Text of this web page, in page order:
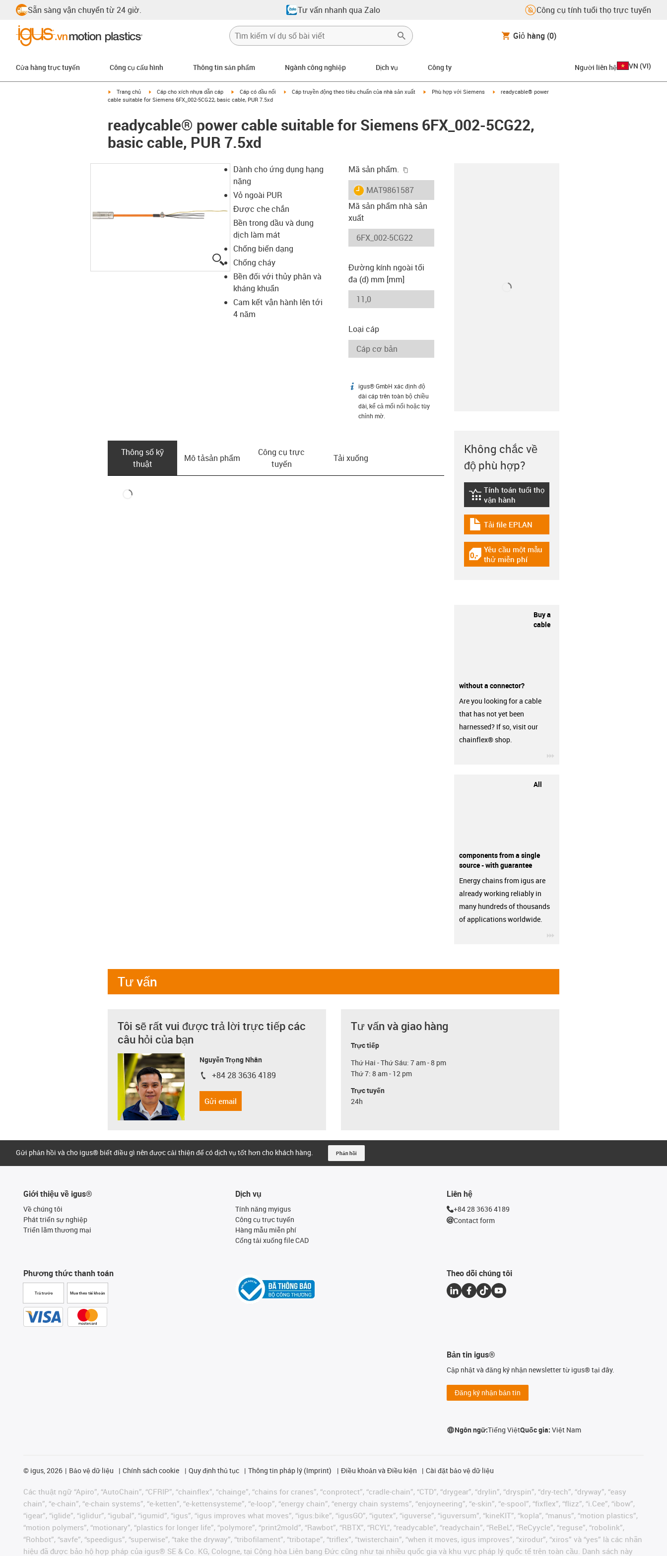
Sẵn sàng vận chuyển từ 24 giờ. Tư vấn nhanh qua Zalo Công cụ tính tuổi thọ trực tuyến
Giỏ hàng (0)
Cửa hàng trực tuyến Công cụ cấu hình Thông tin sản phẩm Ngành công nghiệp Dịch vụ Công ty Người liên hệ VN (VI)
igus-icon-arrow-right
Trang chủ igus-icon-arrow-right
Cáp cho xích nhựa dẫn cáp igus-icon-arrow-right
Cáp có đầu nối igus-icon-arrow-right
Cáp truyền động theo tiêu chuẩn của nhà sản xuất igus-icon-arrow-right
Phù hợp với Siemens igus-icon-arrow-right
readycable® power
cable suitable for Siemens 6FX_002-5CG22, basic cable, PUR 7.5xd
readycable® power cable suitable for Siemens 6FX_002-5CG22,
basic cable, PUR 7.5xd
igus-icon-lupe
Dành cho ứng dụng hạng
nặng
Vỏ ngoài PUR
Được che chắn
Bền trong dầu và dung
dịch làm mát
Chống biến dạng
Chống cháy
Bền đối với thủy phân và
kháng khuẩn
Cam kết vận hành lên tới
4 năm
Mã sản phẩm.
igus-icon-lieferzeit
MAT9861587
Mã sản phẩm nhà sản
xuất
Đường kính ngoài tối
đa (d) mm [mm]
Loại cáp
igus-icon-info
igus® GmbH xác định độ
dài cáp trên toàn bộ chiều
dài, kể cả mối nối hoặc tùy
chỉnh mờ.
Thông số kỹ
thuật
Mô tả­sản phẩm
Công cụ trực
tuyến
Tải xuống
Không chắc về
độ phù hợp?
igus-icon-lebensdauerrechner
Tính toán tuổi thọ
vận hành
igus-icon-download-plan
Tải file EPLAN
igus-icon-gratismuster
Yêu cầu một mẫu
thử miễn phí
Buy a
cable
without a connector?
Are you looking for a cable
that has not yet been
harnessed? If so, visit our
chainflex® shop.
All
components from a single
source - with guarantee
Energy chains from igus are
already working reliably in
many hundreds of thousands
of applications worldwide.
Tư vấn
Tôi sẽ rất vui được trả lời trực tiếp các
câu hỏi của bạn
Nguyễn Trọng Nhân
igus-icon-phone
+84 28 3636 4189
Gửi email
Tư vấn và giao hàng
Trực tiếp
Thứ Hai - Thứ Sáu: 7 am - 8 pm
Thứ 7: 8 am - 12 pm
Trực tuyến
24h
Gửi phản hồi và cho igus® biết điều gì nên được cải thiện để có dịch vụ tốt hơn cho khách hàng. Phản hồi
Giới thiệu về igus®
Về chúng tôi
Phát triển sự nghiệp
Triển lãm thương mại
Phương thức thanh toán
Trả trước Mua theo tài khoản
Dịch vụ
Tính năng myigus
Công cụ trực tuyến
Hàng mẫu miễn phí
Cổng tải xuống file CAD
Liên hệ
+84 28 3636 4189
Contact form
Theo dõi chúng tôi
Bản tin igus®
Cập nhật và đăng ký nhận newsletter từ igus® tại đây.
Đăng ký nhận bản tin
Ngôn ngữ:Tiếng ViệtQuốc gia:Việt Nam
© igus, 2026 Bảo vệ dữ liệu Chính sách cookie Quy định thủ tục Thông tin pháp lý (Imprint) Điều khoản và Điều kiện Cài đặt bảo vệ dữ liệu
Các thuật ngữ “Apiro”, “AutoChain”, “CFRIP”, “chainflex”, “chainge”, “chains for cranes”, “conprotect”, “cradle-chain”, “CTD”, “drygear”, “drylin”, “dryspin”, “dry-tech”, “dryway”, “easy
chain”, “e-chain”, “e-chain systems”, “e-ketten”, “e-kettensysteme”, “e-loop”, “energy chain”, “energy chain systems”, “enjoyneering”, “e-skin”, “e-spool”, “fixflex”, “flizz”, “i.Cee”, “ibow”,
“igear”, “iglide”, “iglidur”, “igubal”, “igumid”, “igus”, “igus improves what moves”, “igus:bike”, “igusGO”, “igutex”, “iguverse”, “iguversum”, “kineKIT”, “kopla”, “manus”, “motion plastics”,
“motion polymers”, “motionary”, “plastics for longer life”, “polymore”, “print2mold”, “Rawbot”, “RBTX”, “RCYL”, “readycable”, “readychain”, “ReBeL”, “ReCyycle”, “reguse”, “robolink”,
“Rohbot”, “savfe”, “speedigus”, “superwise”, “take the dryway”, “tribofilament”, “tribotape”, “triflex”, “twisterchain”, “when it moves, igus improves”, “xirodur”, “xiros” và “yes” là các nhãn
hiệu đã được bảo hộ hợp pháp của igus® SE & Co. KG, Cologne, tại Cộng hòa Liên bang Đức cũng như tại nhiều quốc gia và khu vực pháp lý quốc tế trên toàn cầu. Danh sách này